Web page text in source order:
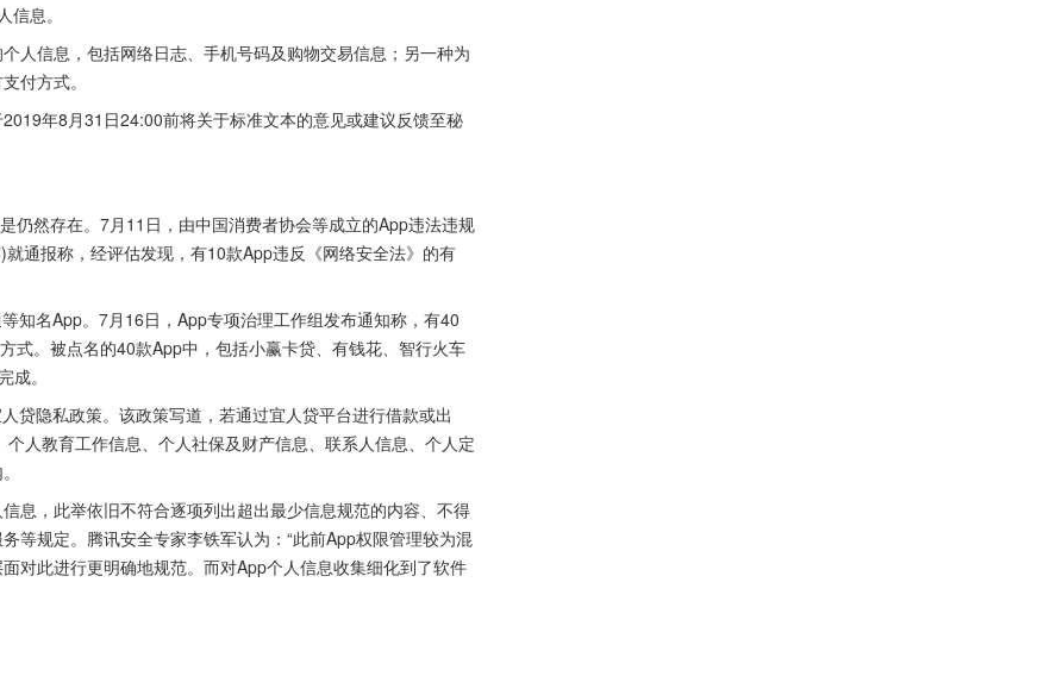
息。
人信息，包括网络日志、手机号码及购物交易信息；另一种为
付方式。
年8月31日24:00前将关于标准文本的意见或建议反馈至秘
仍然存在。7月11日，由中国消费者协会等成立的App违法违规
通报称，经评估发现，有10款App违反《网络安全法》的有
知名App。7月16日，App专项治理工作组发布通知称，有40
式。被点名的40款App中，包括小赢卡贷、有钱花、智行火车
。
贷隐私政策。该政策写道，若通过宜人贷平台进行借款或出
个人教育工作信息、个人社保及财产信息、联系人信息、个人定
息，此举依旧不符合逐项列出超出最少信息规范的内容、不得
等规定。腾讯安全专家李铁军认为：“此前App权限管理较为混
对此进行更明确地规范。而对App个人信息收集细化到了软件